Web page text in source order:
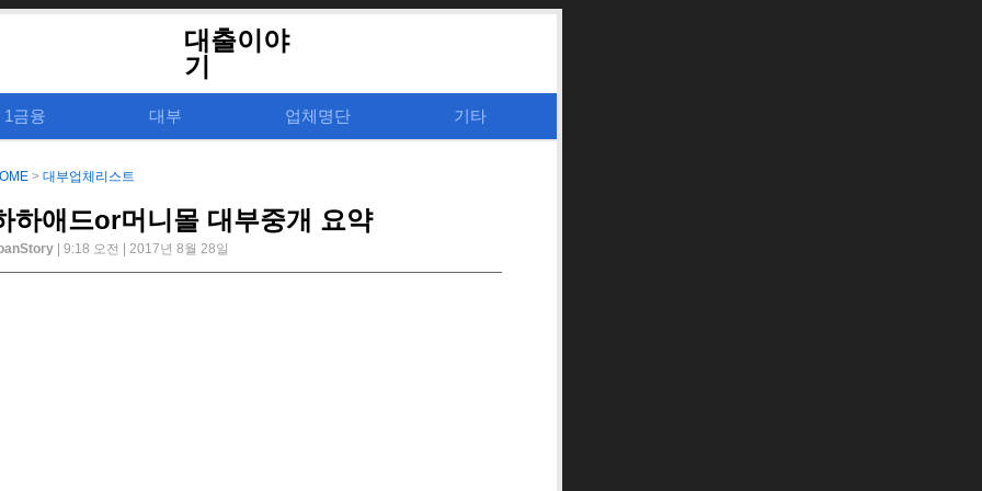
대출이야
기
1금융 대부 업체명단 기타
> 대부업체리스트
하애드or머니몰 대부중개 요약
| 9:18 오전 | 2017년 8월 28일